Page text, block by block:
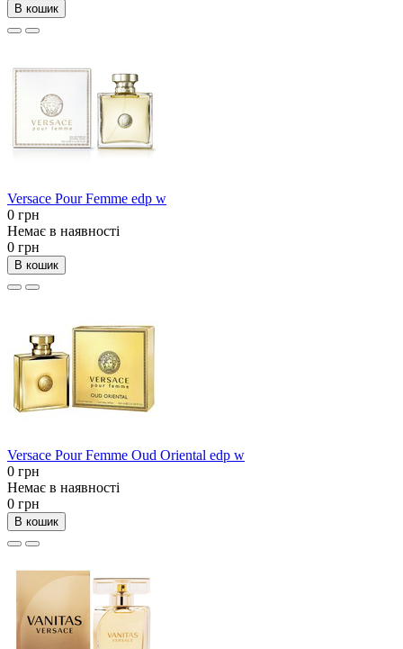
В кошик
Versace Pour Femme edp w
0 грн
Немає в наявності
0 грн
В кошик
Versace Pour Femme Oud Oriental edp w
0 грн
Немає в наявності
0 грн
В кошик